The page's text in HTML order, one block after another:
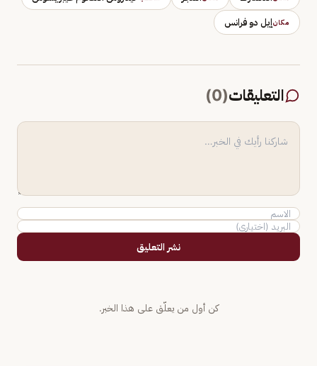
مكانإيل دو فرانس
التعليقات(
0
)
نشر التعليق
كن أول من يعلّق على هذا الخبر.